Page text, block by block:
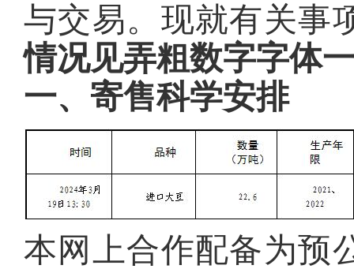
与交易。现就有关事
情况见弄粗数字字体
一、 寄售科学安排
本网上合作配备为预